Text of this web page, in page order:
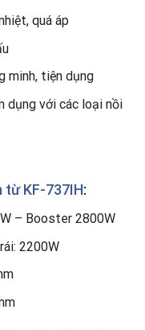
quá áp
minh, tiện dụng
dụng với các loại nồi
từ KF-737IH:
– Booster 2800W
2200W